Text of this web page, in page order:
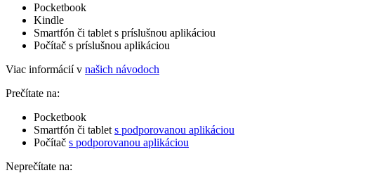
Pocketbook
Kindle
Smartfón či tablet s príslušnou aplikáciou
Počítač s príslušnou aplikáciou
Viac informácií v našich návodoch
Prečítate na:
Pocketbook
Smartfón či tablet s podporovanou aplikáciou
Počítač s podporovanou aplikáciou
Neprečítate na: